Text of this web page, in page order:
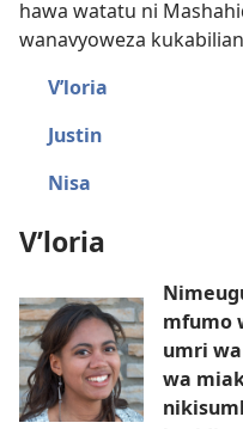
hawa watatu ni
wanavyoweza
V’loria
Justin
Nisa
V’loria
mfumo
umri
wa